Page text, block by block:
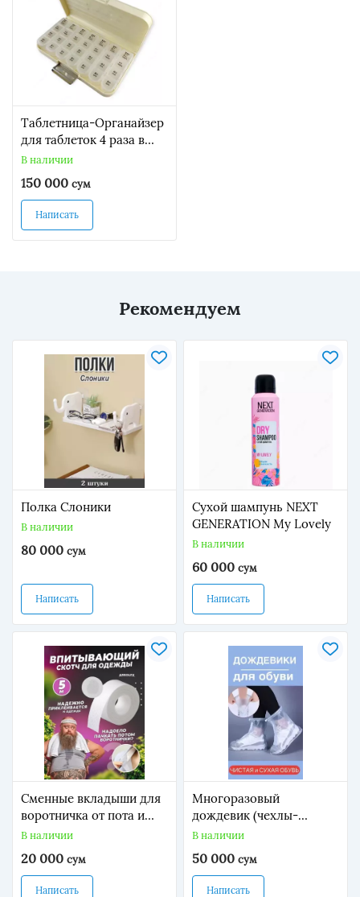
Таблетница-Органайзер
для таблеток 4 раза в
день на 7 дней
В наличии
150 000 сум
Написать
Рекомендуем
Полка Слоники
В наличии
80 000 сум
Написать
Сухой шампунь NEXT
GENERATION My Lovely
В наличии
60 000 сум
Написать
Сменные вкладыши для
воротничка от пота и
загрязнений (5м.)
В наличии
20 000 сум
Написать
Многоразовый
дождевик (чехлы-
бахилы) для обуви
В наличии
50 000 сум
Написать